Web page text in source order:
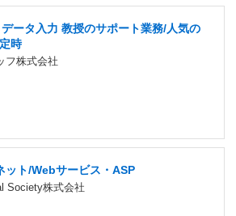
ータ入力 教授のサポート業務/人気の
時
フ株式会社
ット/Webサービス・ASP
Society株式会社